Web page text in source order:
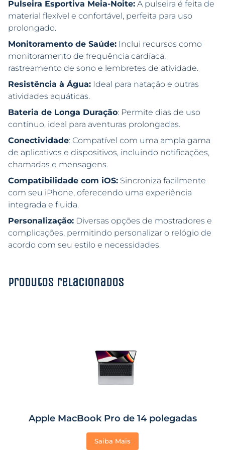
Pulseira Esportiva Meia-Noite: A pulseira é feita de
material flexível e confortável, perfeita para uso
prolongado.
Monitoramento de Saúde: Inclui recursos como
monitoramento de frequência cardíaca,
rastreamento de sono e lembretes de atividade.
Resistência à Água: Ideal para natação e outras
atividades aquáticas.
Bateria de Longa Duração: Permite dias de uso
contínuo, ideal para aventuras prolongadas.
Conectividade: Compatível com uma ampla gama
de aplicativos e dispositivos, incluindo notificações,
chamadas e mensagens.
Compatibilidade com iOS: Sincroniza facilmente
com seu iPhone, oferecendo uma experiência
integrada e fluida.
Personalização: Diversas opções de mostradores e
complicações, permitindo personalizar o relógio de
acordo com seu estilo e necessidades.
Produtos relacionados
Apple MacBook Pro de 14 polegadas
Saiba Mais